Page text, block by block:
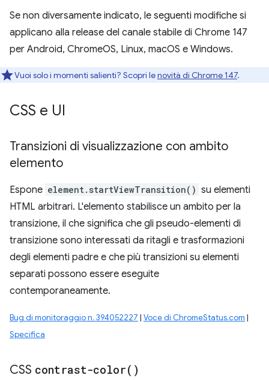
Se non diversamente indicato, le seguenti modifiche si
applicano alla release del canale stabile di Chrome 147
per Android, ChromeOS, Linux, macOS e Windows.
Vuoi solo i momenti salienti? Scopri lenovità di Chrome 147.
CSS e UI
Transizioni di visualizzazione con ambito
elemento
Espone element.startViewTransition() su elementi
HTML arbitrari. L'elemento stabilisce un ambito per la
transizione, il che significa che gli pseudo-elementi di
transizione sono interessati da ritagli e trasformazioni
degli elementi padre e che più transizioni su elementi
separati possono essere eseguite
contemporaneamente.
Bug di monitoraggio n. 394052227 | Voce di ChromeStatus.com |
Specifica
CSS contrast-color( )